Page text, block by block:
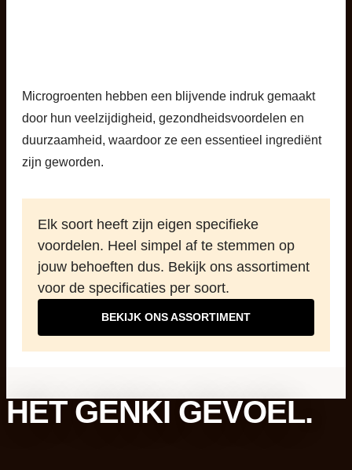
Microgroenten hebben een blijvende indruk gemaakt
door hun veelzijdigheid, gezondheidsvoordelen en
duurzaamheid, waardoor ze een essentieel ingrediënt
zijn geworden.
Elk soort heeft zijn eigen specifieke
voordelen. Heel simpel af te stemmen op
jouw behoeften dus. Bekijk ons assortiment
voor de specificaties per soort.
BEKIJK ONS ASSORTIMENT
HET GENKI GEVOEL.